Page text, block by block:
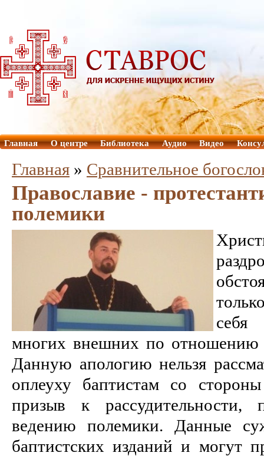
Главная О центре Библиотека Аудио Видео
Главная » Сравнительное
Православие -
полемики
себя
многих внешних по отношению
Данную апологию нельзя
оплеуху баптистам со
призыв к рассудительности,
ведению полемики. Данные
баптистских изданий и могут